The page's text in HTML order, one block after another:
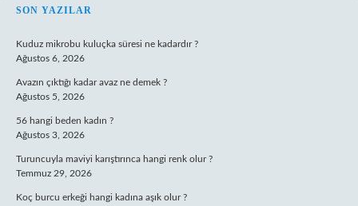
SIDEBAR
SON YAZILAR
Kuduz mikrobu kuluçka süresi ne kadardır ?
Ağustos 6, 2026
Avazın çıktığı kadar avaz ne demek ?
Ağustos 5, 2026
56 hangi beden kadın ?
Ağustos 3, 2026
Turuncuyla maviyi karıştırınca hangi renk olur ?
Temmuz 29, 2026
Koç burcu erkeği hangi kadına aşık olur ?